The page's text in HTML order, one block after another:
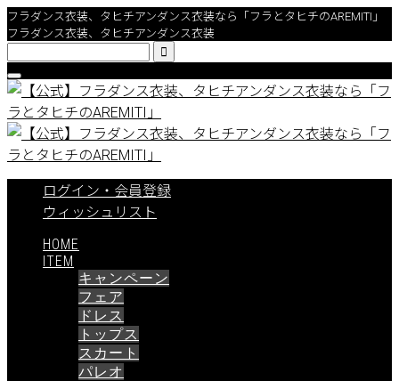
フラダンス衣装、タヒチアンダンス衣装なら「フラとタヒチのAREMITI」
フラダンス衣装、タヒチアンダンス衣装

ログイン・会員登録
ウィッシュリスト
HOME
ITEM
キャンペーン
フェア
ドレス
トップス
スカート
パレオ